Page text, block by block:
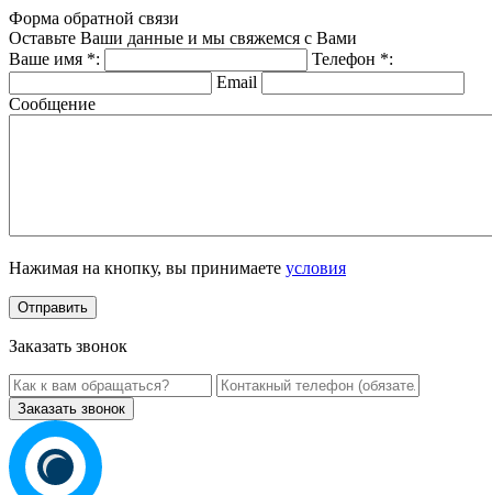
Форма обратной связи
Оставьте Ваши данные и мы свяжемся с Вами
Ваше имя *: Телефон *:
Email
Сообщение
Нажимая на кнопку, вы принимаете условия
Заказать звонок
Заказать звонок